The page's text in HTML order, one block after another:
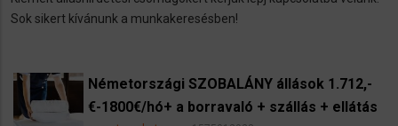
Sok sikert kívánunk a munkakeresésben!
Németországi SZOBALÁNY állások 1.712,-
€-1800€/hó+ a borravaló + szállás + ellátás